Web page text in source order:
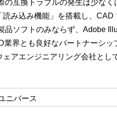
の互換トラブルの発生は少な
読み込み機能」を搭載し、
品ソフトのみならず、Adobe
業界とも良好なパートナーシ
アエンジニアリング会社とし
ニバース